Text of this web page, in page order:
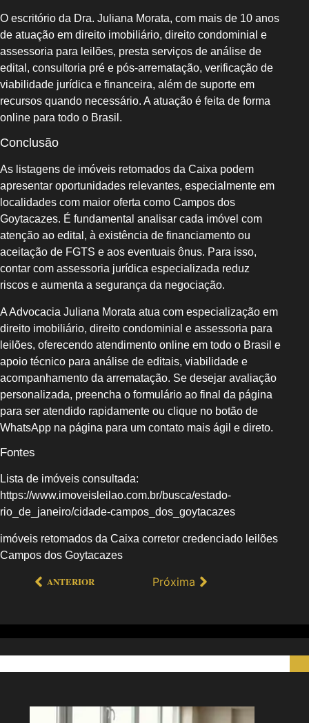
O escritório da Dra. Juliana Morata, com mais de 10 anos
de atuação em direito imobiliário, direito condominial e
assessoria para leilões, presta serviços de análise de
edital, consultoria pré e pós-arrematação, verificação de
viabilidade jurídica e financeira, além de suporte em
recursos quando necessário. A atuação é feita de forma
online para todo o Brasil.
Conclusão
As listagens de imóveis retomados da Caixa podem
apresentar oportunidades relevantes, especialmente em
localidades com maior oferta como Campos dos
Goytacazes. É fundamental analisar cada imóvel com
atenção ao edital, à existência de financiamento ou
aceitação de FGTS e aos eventuais ônus. Para isso,
contar com assessoria jurídica especializada reduz
riscos e aumenta a segurança da negociação.
A Advocacia Juliana Morata atua com especialização em
direito imobiliário, direito condominial e assessoria para
leilões, oferecendo atendimento online em todo o Brasil e
apoio técnico para análise de editais, viabilidade e
acompanhamento da arrematação. Se desejar avaliação
personalizada, preencha o formulário ao final da página
para ser atendido rapidamente ou clique no botão de
WhatsApp na página para um contato mais ágil e direto.
Fontes
Lista de imóveis consultada:
https://www.imoveisleilao.com.br/busca/estado-
rio_de_janeiro/cidade-campos_dos_goytacazes
imóveis retomados da Caixa corretor credenciado leilões
Campos dos Goytacazes
ANTERIOR Próxima